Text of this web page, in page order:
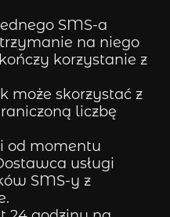
SMS-a
na niego
korzystanie z
może skorzystać z
liczbę
od momentu
usługi
SMS-y z